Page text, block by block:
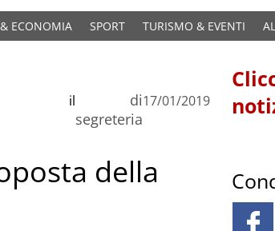
ECONOMIA SPORT TURISMO & EVENTI
di
segreteria
il 17/01/2019
della